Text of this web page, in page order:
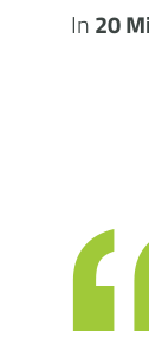
In20